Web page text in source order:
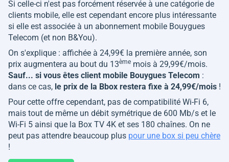
Si celle-ci n'est pas forcément réservée à une catégorie de
clients mobile, elle est cependant encore plus intéressante
si elle est associée à un abonnement mobile Bouygues
Telecom (et non B&You).
On s'explique : affichée à 24,99€ la première année, son
prix augmentera au bout du 13ème mois à 29,99€/mois.
Sauf... si vous êtes client mobile Bouygues Telecom :
dans ce cas, le prix de la Bbox restera fixe à 24,99€/mois !
Pour cette offre cependant, pas de compatibilité Wi-Fi 6,
mais tout de même un débit symétrique de 600 Mb/s et le
Wi-Fi 5 ainsi que la Box TV 4K et ses 180 chaînes. On ne
peut pas attendre beaucoup plus pour une box si peu chère
!